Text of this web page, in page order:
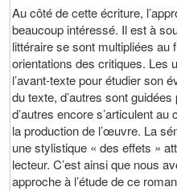
Au côté de cette écriture,
beaucoup intéressé. Il est à
littéraire se sont multipliées au
orientations des critiques. Les
l’avant-texte pour étudier son
du texte, d’autres sont
d’autres encore s’articulent
la production de l’œuvre. La
une stylistique « des effets »
lecteur. C’est ainsi que nous
approche à l’étude de ce roman